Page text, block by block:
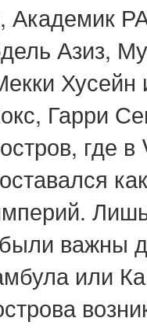
Азиз,
Гарри
где
важны
или